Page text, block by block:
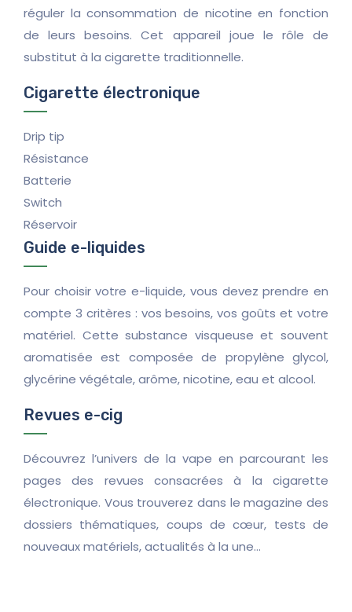
réguler la consommation de nicotine en fonction
de leurs besoins. Cet appareil joue le rôle de
substitut à la cigarette traditionnelle.
Cigarette électronique
Drip tip
Résistance
Batterie
Switch
Réservoir
Guide e-liquides
Pour choisir votre e-liquide, vous devez prendre en
compte 3 critères : vos besoins, vos goûts et votre
matériel. Cette substance visqueuse et souvent
aromatisée est composée de propylène glycol,
glycérine végétale, arôme, nicotine, eau et alcool.
Revues e-cig
Découvrez l’univers de la vape en parcourant les
pages des revues consacrées à la cigarette
électronique. Vous trouverez dans le magazine des
dossiers thématiques, coups de cœur, tests de
nouveaux matériels, actualités à la une…